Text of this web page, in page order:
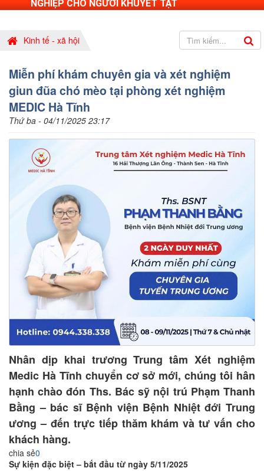
NGHIỆP CHO NGƯỜI KHUYẾT TẬT
Kinh tế - xã hội
Miễn phí khám chuyên gia và xét nghiệm
giun đũa chó mèo tại phòng xét nghiệm
MEDIC Hà Tĩnh
Thứ ba - 04/11/2025 23:17
Nhân dịp khai trương Trung tâm Xét nghiệm
Medic Hà Tĩnh chuyển cơ sở mới, chúng tôi hân
hạnh chào đón Ths. Bác sỹ nội trú Phạm Thanh
Bằng – bác sĩ Bệnh viện Bệnh Nhiệt đới Trung
ương – đến trực tiếp thăm khám và tư vấn cho
khách hàng.
chia sẻ0
Sự kiện đặc biệt – bắt đầu từ ngày 5/11/2025